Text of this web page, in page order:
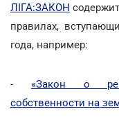
ЛІГА:ЗАКОН
правилах,
года, например:
- «Закон о
собственности на